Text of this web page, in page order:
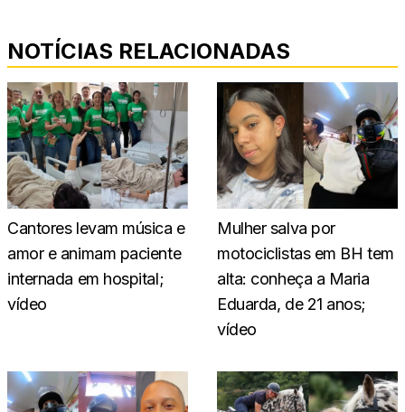
NOTÍCIAS RELACIONADAS
Cantores levam música e
amor e animam paciente
internada em hospital;
vídeo
Mulher salva por
motociclistas em BH tem
alta: conheça a Maria
Eduarda, de 21 anos;
vídeo